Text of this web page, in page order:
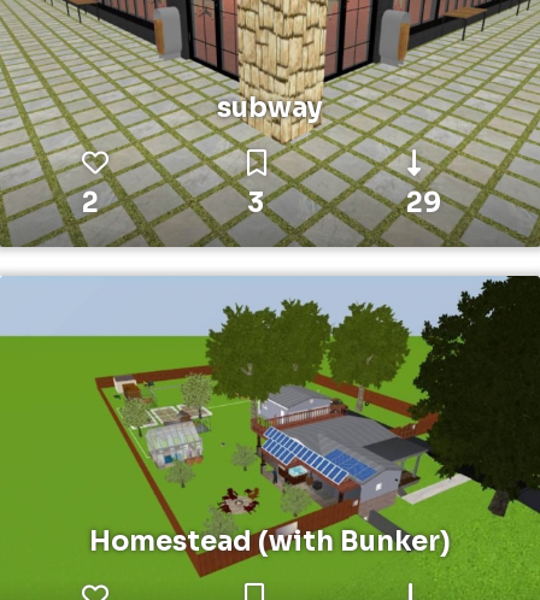
subway
2 3 29
Homestead (with Bunker)